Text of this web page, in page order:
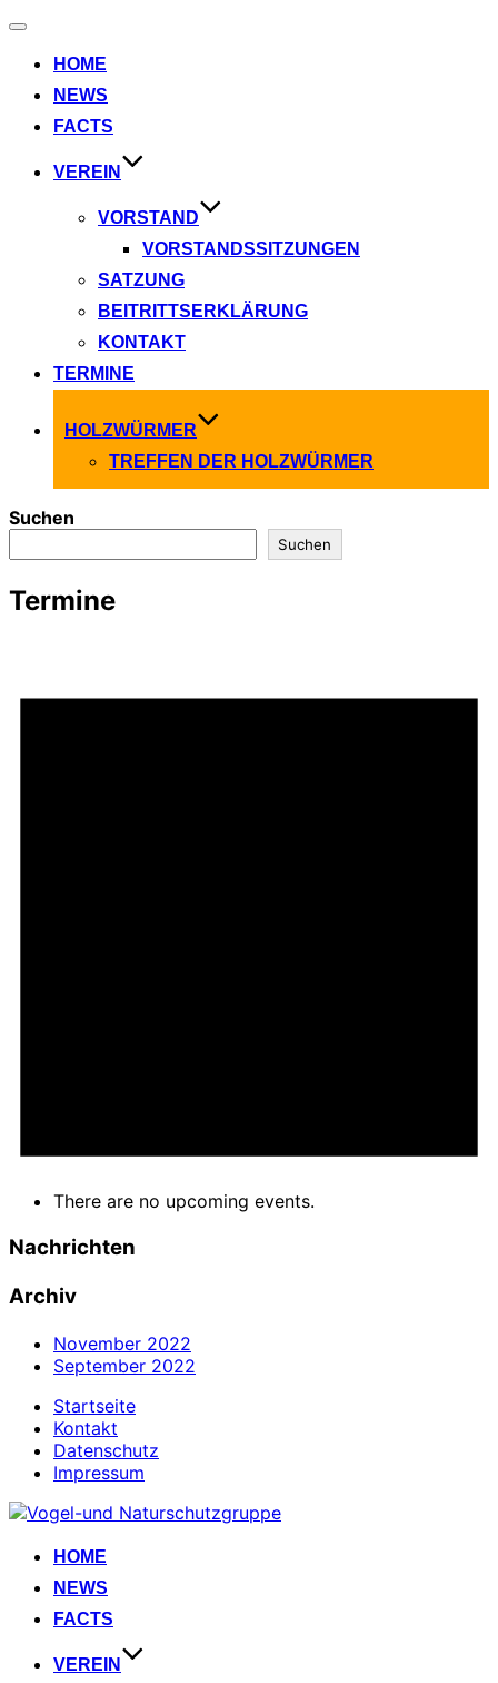
Navigation
HOME
NEWS
FACTS
VEREIN
VORSTAND
VORSTANDSSITZUNGEN
SATZUNG
BEITRITTSERKLÄRUNG
KONTAKT
TERMINE
HOLZWÜRMER
TREFFEN DER HOLZWÜRMER
Suchen
Suchen
Termine
There are no upcoming events.
Nachrichten
Archiv
November 2022
September 2022
Startseite
Kontakt
Datenschutz
Impressum
Zum
springenHOME
NEWS
FACTS
VEREIN